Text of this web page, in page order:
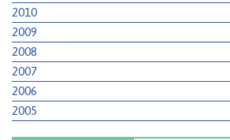
2010
2009
2008
2007
2006
2005